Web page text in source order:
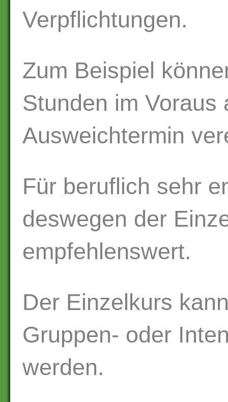
Verpflichtungen.
Zum Beispiel
Stunden im Voraus
Ausweichtermin
Für beruflich sehr
deswegen der
empfehlenswert.
Der Einzelkurs
Gruppen- oder
werden.